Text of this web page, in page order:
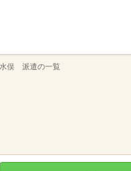
俣 派遣の一覧